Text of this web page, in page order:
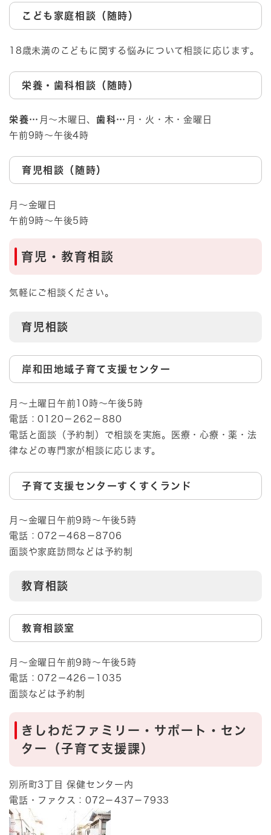
こども家庭相談（随時）
18歳未満のこどもに関する悩みについて相談に応じます。
栄養・歯科相談（随時）
栄養… 月～木曜日、 歯科… 月・火・木・金曜日
午前9時～午後4時
育児相談（随時）
月～金曜日
午前9時～午後5時
育児・教育相談
気軽にご相談ください。
育児相談
岸和田地域子育て支援センター
月～土曜日午前10時～午後5時
電話：0120－262－880
電話と面談（予約制）で相談を実施。医療・心療・薬・法
律などの専門家が相談に応じます。
子育て支援センターすくすくランド
月～金曜日午前9時～午後5時
電話：072－468－8706
面談や家庭訪問などは予約制
教育相談
教育相談室
月～金曜日午前9時～午後5時
電話：072－426－1035
面談などは予約制
きしわだファミリー・サポート・セン
ター（子育て支援課）
別所町3丁目 保健センター内
電話・ファクス：072－437－7933